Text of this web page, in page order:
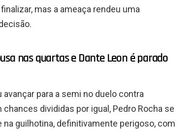
mas a ameaça rendeu uma
nas quartas e Dante Leon é parado
para a semi no duelo contra
divididas por igual, Pedro Rocha se
guilhotina, definitivamente perigoso, com